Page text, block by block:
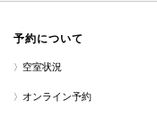
予約について
空室状況
オンライン予約